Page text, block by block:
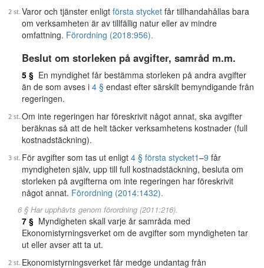
Varor och tjänster enligt första stycket får tillhandahållas bara
om verksamheten är av tillfällig natur eller av mindre
omfattning. Förordning (2018:956).
Beslut om storleken på avgifter, samråd m.m.
5 § En myndighet får bestämma storleken på andra avgifter
än de som avses i 4 § endast efter särskilt bemyndigande från
regeringen.
Om inte regeringen har föreskrivit något annat, ska avgifter
beräknas så att de helt täcker verksamhetens kostnader (full
kostnadstäckning).
För avgifter som tas ut enligt 4 § första stycket1–9 får
myndigheten själv, upp till full kostnadstäckning, besluta om
storleken på avgifterna om inte regeringen har föreskrivit
något annat. Förordning (2014:1432).
6 § Har upphävts genom förordning (2011:216).
7 § Myndigheten skall varje år samråda med
Ekonomistyrningsverket om de avgifter som myndigheten tar
ut eller avser att ta ut.
Ekonomistyrningsverket får medge undantag från